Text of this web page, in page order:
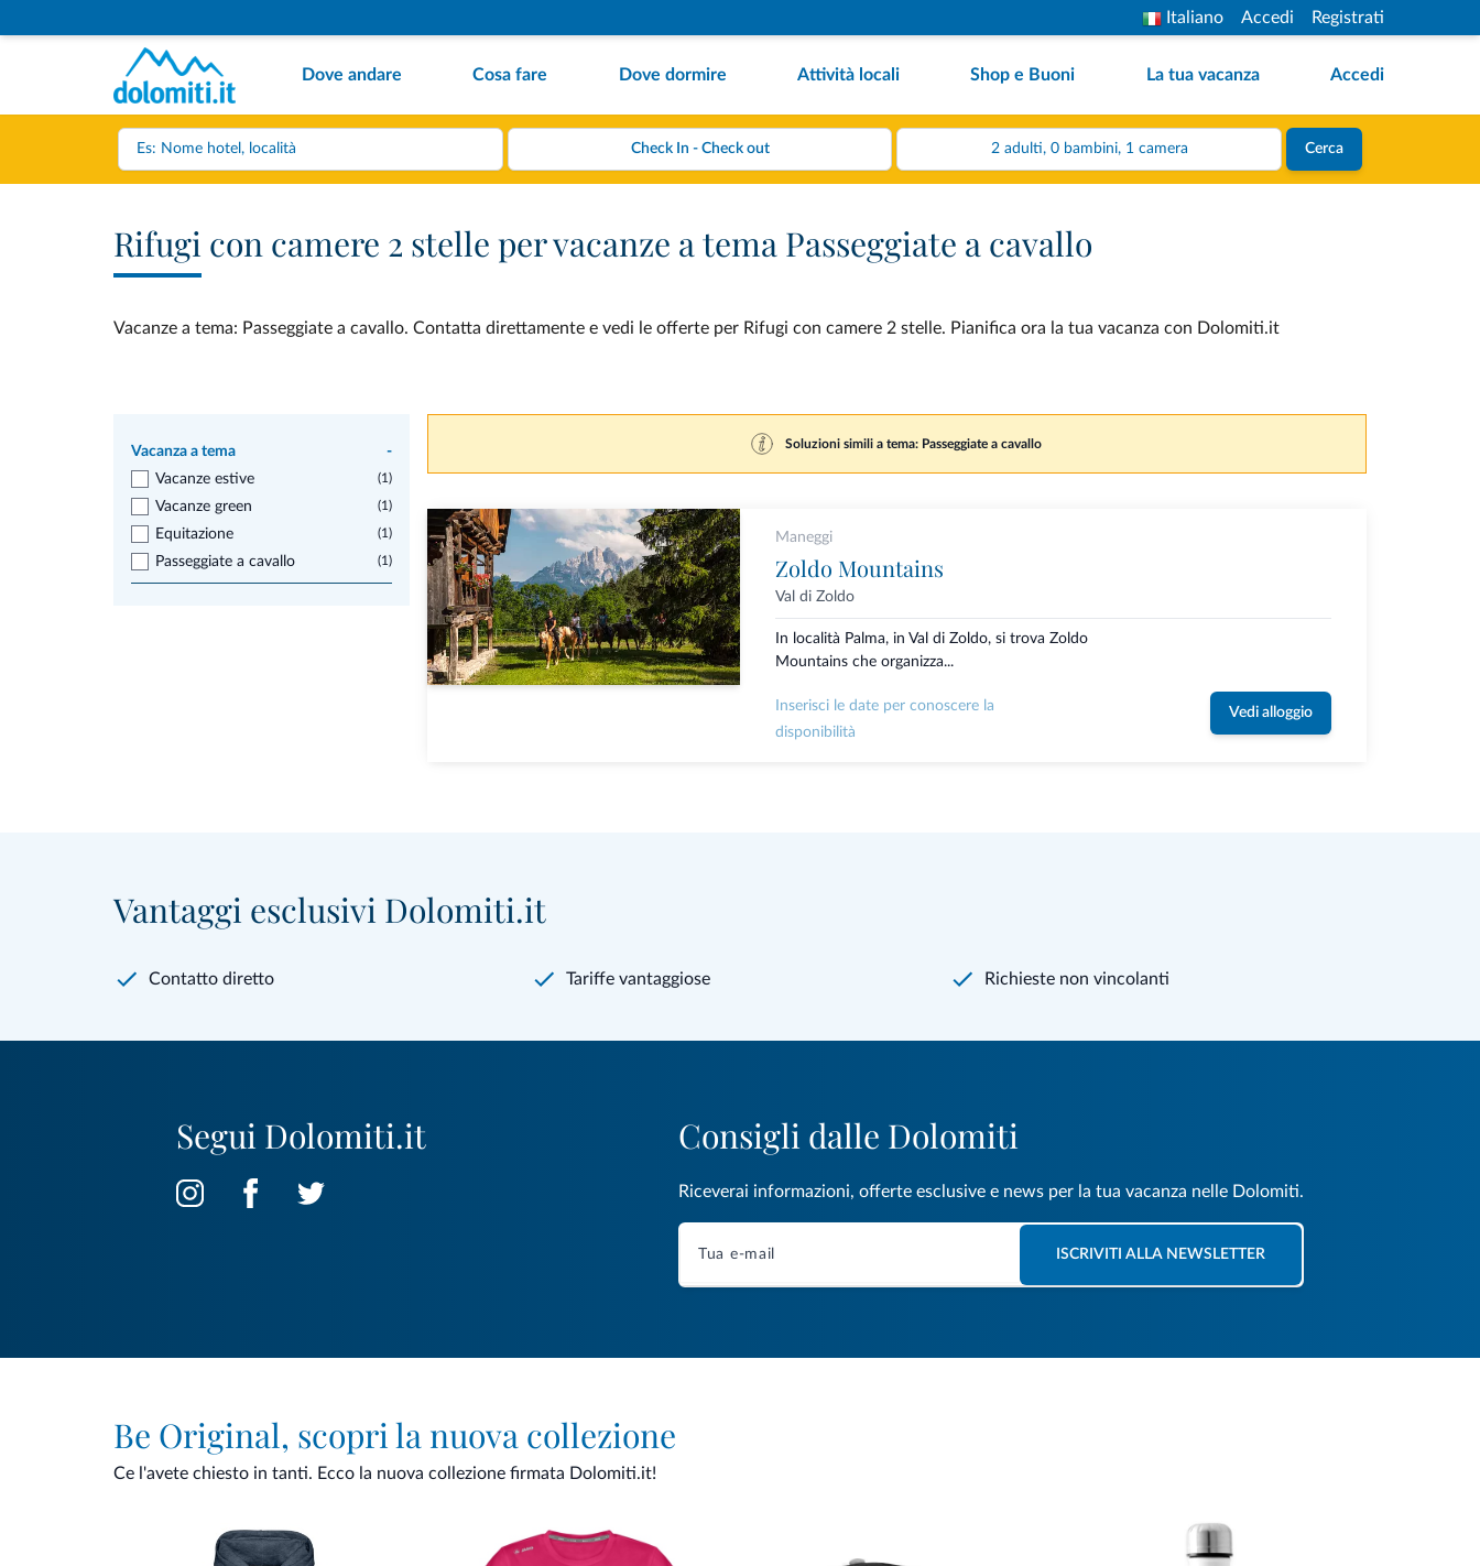
Italiano Accedi Registrati
Dove andare Cosa fare Dove dormire Attività locali Shop e Buoni La tua vacanza Accedi
2 adulti, 0 bambini, 1 camera Cerca
Rifugi con camere 2 stelle per vacanze a tema Passeggiate a cavallo
Vacanze a tema: Passeggiate a cavallo. Contatta direttamente e vedi le offerte per Rifugi con camere 2 stelle. Pianifica ora la tua vacanza con Dolomiti.it
Vacanza a tema
-
Vacanze estive
(1)
Vacanze green (1)
Equitazione (1)
Passeggiate a cavallo (1)
Soluzioni simili a tema: Passeggiate a cavallo
Maneggi
Zoldo Mountains
Val di Zoldo
In località Palma, in Val di Zoldo, si trova Zoldo
Mountains che organizza...
Inserisci le date per conoscere la
disponibilità
Vedi alloggio
Vantaggi esclusivi Dolomiti.it
Contatto diretto Tariffe vantaggiose Richieste non vincolanti
Segui Dolomiti.it Consigli dalle Dolomiti
Riceverai informazioni, offerte esclusive e news per la tua vacanza nelle Dolomiti.
ISCRIVITI ALLA NEWSLETTER
Be Original, scopri la nuova collezione
Ce l'avete chiesto in tanti. Ecco la nuova collezione firmata Dolomiti.it!